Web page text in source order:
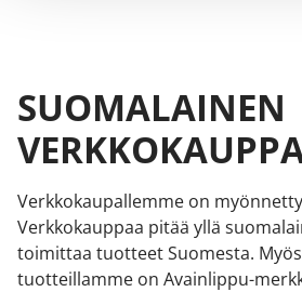
SUOMALAINEN
Verkkokaupallemme on
Verkkokauppaa pitää yllä
toimittaa tuotteet Suomesta.
tuotteillamme on Avainlippu-